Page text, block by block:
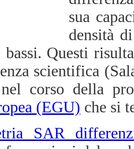
sua
densità
bassi. Questi
scientifica
corso della
(EGU) che si
SAR